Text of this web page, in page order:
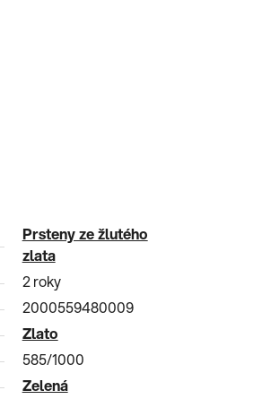
Prsteny ze žlutého
zlata
2 roky
2000559480009
Zlato
585/1000
Zelená